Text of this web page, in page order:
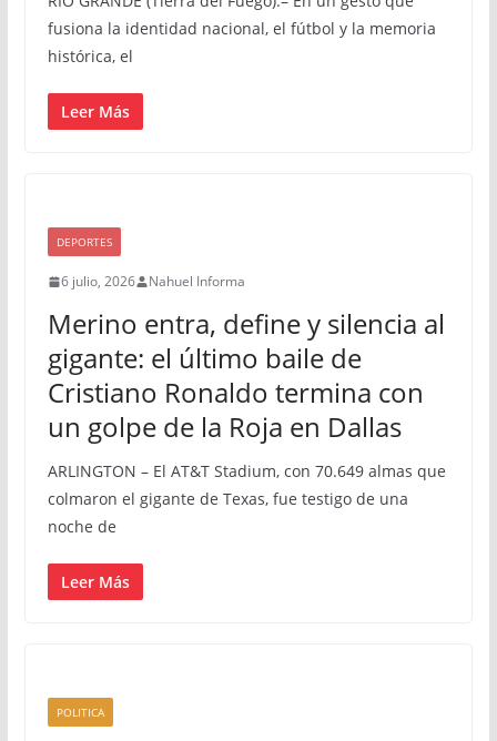
fusiona la identidad nacional, el fútbol y la memoria
histórica, el
Leer Más
DEPORTES
6 julio, 2026 Nahuel Informa
Merino entra, define y silencia al
gigante: el último baile de
Cristiano Ronaldo termina con
un golpe de la Roja en Dallas
ARLINGTON – El AT&T Stadium, con 70.649 almas que
colmaron el gigante de Texas, fue testigo de una
noche de
Leer Más
POLITICA